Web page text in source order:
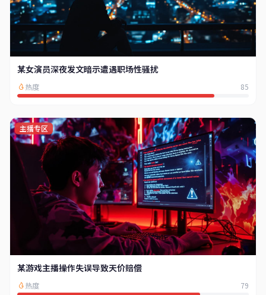
某女演员深夜发文暗示遭遇职场性骚扰
热度 85
主播专区
某游戏主播操作失误导致天价赔偿
热度 79